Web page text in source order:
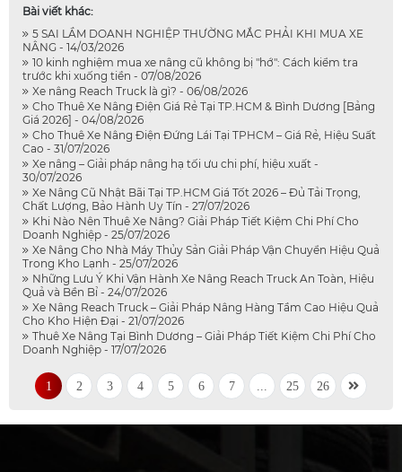
Bài viết khác:
5 SAI LẦM DOANH NGHIỆP THƯỜNG MẮC PHẢI KHI MUA XE
NÂNG - 14/03/2026
10 kinh nghiệm mua xe nâng cũ không bị "hớ": Cách kiểm tra
trước khi xuống tiền - 07/08/2026
Xe nâng Reach Truck là gì? - 06/08/2026
Cho Thuê Xe Nâng Điện Giá Rẻ Tại TP.HCM & Bình Dương [Bảng
Giá 2026] - 04/08/2026
Cho Thuê Xe Nâng Điện Đứng Lái Tại TPHCM – Giá Rẻ, Hiệu Suất
Cao - 31/07/2026
Xe nâng – Giải pháp nâng hạ tối ưu chi phí, hiệu xuất -
30/07/2026
Xe Nâng Cũ Nhật Bãi Tại TP.HCM Giá Tốt 2026 – Đủ Tải Trọng,
Chất Lượng, Bảo Hành Uy Tín - 27/07/2026
Khi Nào Nên Thuê Xe Nâng? Giải Pháp Tiết Kiệm Chi Phí Cho
Doanh Nghiệp - 25/07/2026
Xe Nâng Cho Nhà Máy Thủy Sản Giải Pháp Vận Chuyển Hiệu Quả
Trong Kho Lạnh - 25/07/2026
Những Lưu Ý Khi Vận Hành Xe Nâng Reach Truck An Toàn, Hiệu
Quả và Bền Bỉ - 24/07/2026
Xe Nâng Reach Truck – Giải Pháp Nâng Hàng Tầm Cao Hiệu Quả
Cho Kho Hiện Đại - 21/07/2026
Thuê Xe Nâng Tại Bình Dương – Giải Pháp Tiết Kiệm Chi Phí Cho
Doanh Nghiệp - 17/07/2026
1 2 3 4 5 6 7 25 26